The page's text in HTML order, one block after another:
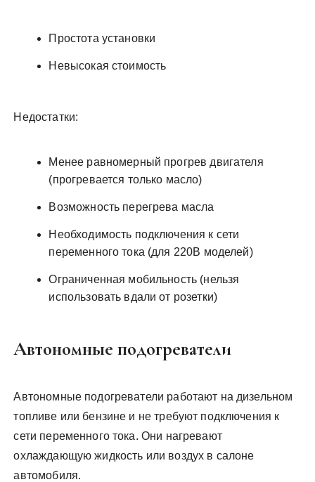
Простота установки
Невысокая стоимость
Недостатки:
Менее равномерный прогрев двигателя
(прогревается только масло)
Возможность перегрева масла
Необходимость подключения к сети
переменного тока (для 220В моделей)
Ограниченная мобильность (нельзя
использовать вдали от розетки)
Автономные подогреватели
Автономные подогреватели работают на дизельном
топливе или бензине и не требуют подключения к
сети переменного тока. Они нагревают
охлаждающую жидкость или воздух в салоне
автомобиля.